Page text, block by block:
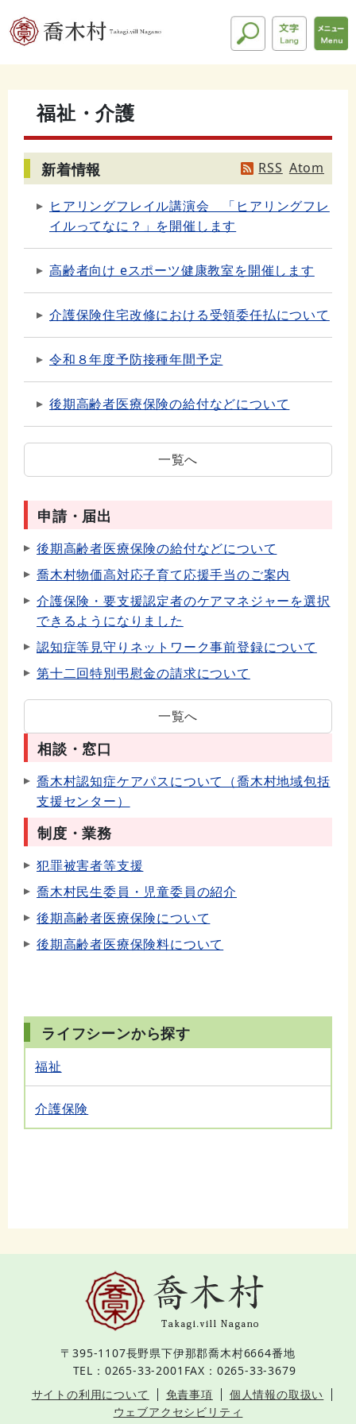
福祉・介護
新着情報 RSS Atom
ヒアリングフレイル講演会 「ヒアリングフレ
イルってなに？」を開催します
高齢者向け eスポーツ健康教室を開催します
介護保険住宅改修における受領委任払について
令和８年度予防接種年間予定
後期高齢者医療保険の給付などについて
一覧へ
申請・届出
後期高齢者医療保険の給付などについて
喬木村物価高対応子育て応援手当のご案内
介護保険・要支援認定者のケアマネジャーを選択
できるようになりました
認知症等見守りネットワーク事前登録について
第十二回特別弔慰金の請求について
一覧へ
相談・窓口
喬木村認知症ケアパスについて（喬木村地域包括
支援センター）
制度・業務
犯罪被害者等支援
喬木村民生委員・児童委員の紹介
後期高齢者医療保険について
後期高齢者医療保険料について
ライフシーンから探す
福祉
介護保険
〒395-1107長野県下伊那郡喬木村6664番地
TEL：0265-33-2001 FAX：0265-33-3679
サイトの利用について
免責事項
個人情報の取扱い
ウェブアクセシビリティ